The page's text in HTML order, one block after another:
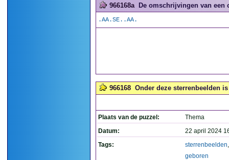
966168a De omschrijvingen van een
.AA.SE..AA.
966168 Onder deze sterrenbeelden
Plaats van de puzzel:
Thema
Datum:
22 april 2024
Tags:
sterrenbeelden
geboren